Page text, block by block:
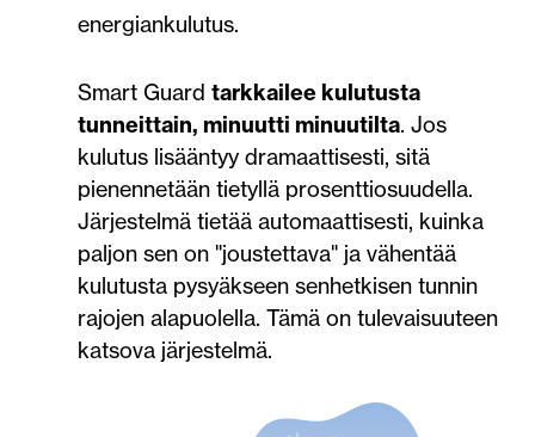
energiankulutus.
Smart Guard tarkkailee kulutusta
tunneittain, minuutti minuutilta. Jos
kulutus lisääntyy dramaattisesti, sitä
pienennetään tietyllä prosenttiosuudella.
Järjestelmä tietää automaattisesti, kuinka
paljon sen on "joustettava" ja vähentää
kulutusta pysyäkseen senhetkisen tunnin
rajojen alapuolella. Tämä on tulevaisuuteen
katsova järjestelmä.